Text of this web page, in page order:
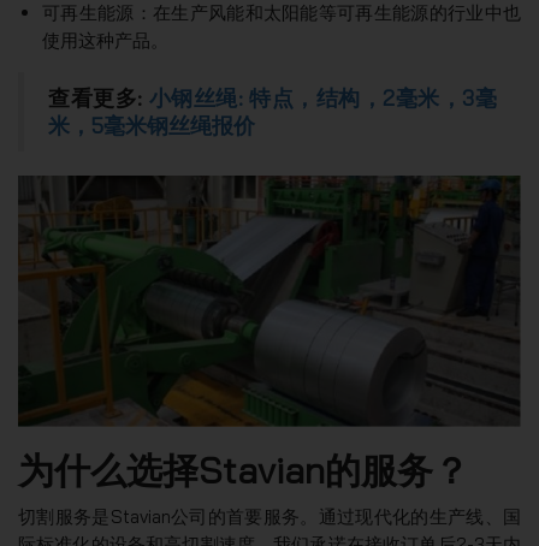
可再生能源：在生产风能和太阳能等可再生能源的行业中也
使用这种产品。
查看更多: 小钢丝绳: 特点，结构，2毫米，3毫
米，5毫米钢丝绳报价
为什么选择Stavian的服务？
切割服务是Stavian公司的首要服务。通过现代化的生产线、国